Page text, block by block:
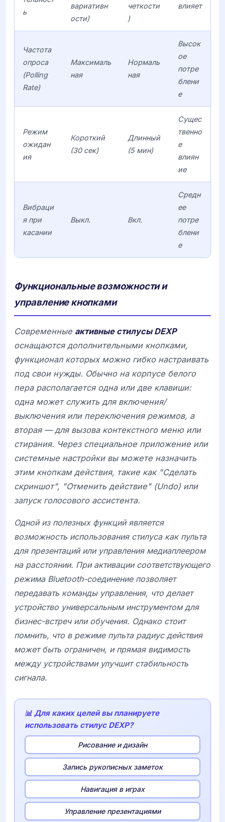
ь
вариативн
ости)
четкости
)
влияет
Частота
опроса
(Polling
Rate)
Максималь
ная
Нормаль
ная
Высок
ое
потре
блени
е
Режим
ожидан
ия
Короткий
(30 сек)
Длинный
(5 мин)
Сущес
твенно
е
влиян
ие
Вибраци
я при
касании
Выкл. Вкл.
Средн
ее
потре
блени
е
Функциональные возможности и
управление кнопками
Современные активные стилусы DEXP
оснащаются дополнительными кнопками,
функционал которых можно гибко настраивать
под свои нужды. Обычно на корпусе белого
пера располагается одна или две клавиши:
одна может служить для включения/
выключения или переключения режимов, а
вторая — для вызова контекстного меню или
стирания. Через специальное приложение или
системные настройки вы можете назначить
этим кнопкам действия, такие как "Сделать
скриншот", "Отменить действие" (Undo) или
запуск голосового ассистента.
Одной из полезных функций является
возможность использования стилуса как пульта
для презентаций или управления медиаплеером
на расстоянии. При активации соответствующего
режима Bluetooth-соединениепозволяет
передавать команды управления, что делает
устройство универсальным инструментом для
бизнес-встреч или обучения. Однако стоит
помнить, что в режиме пульта радиус действия
может быть ограничен, и прямая видимость
между устройствами улучшит стабильность
сигнала.
📊 Для каких целей вы планируете
использовать стилус DEXP?
Рисование и дизайн
Запись рукописных заметок
Навигация в играх
Управление презентациями